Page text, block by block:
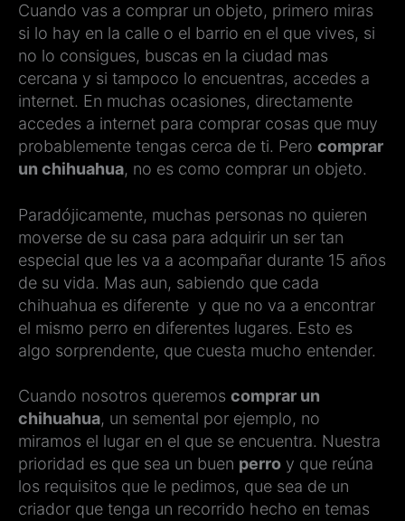
Cuando vas a comprar un objeto, primero miras
si lo hay en la calle o el barrio en el que vives, si
no lo consigues, buscas en la ciudad mas
cercana y si tampoco lo encuentras, accedes a
internet. En muchas ocasiones, directamente
accedes a internet para comprar cosas que muy
probablemente tengas cerca de ti. Pero comprar
un chihuahua, no es como comprar un objeto.
Paradójicamente, muchas personas no quieren
moverse de su casa para adquirir un ser tan
especial que les va a acompañar durante 15 años
de su vida. Mas aun, sabiendo que cada
chihuahua es diferente y que no va a encontrar
el mismo perro en diferentes lugares. Esto es
algo sorprendente, que cuesta mucho entender.
Cuando nosotros queremos comprar un
chihuahua, un semental por ejemplo, no
miramos el lugar en el que se encuentra. Nuestra
prioridad es que sea un buen perro y que reúna
los requisitos que le pedimos, que sea de un
criador que tenga un recorrido hecho en temas